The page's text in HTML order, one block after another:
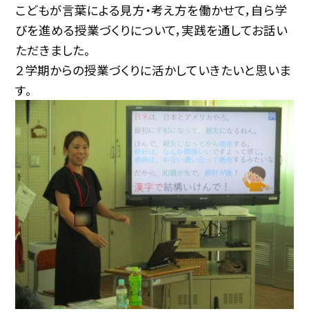
こどもが言葉による見方・考え方を働かせて，自ら学
びを進める授業づくりについて，実践を通してお話い
ただきました。
２学期からの授業づくりに活かしていきたいと思いま
す。